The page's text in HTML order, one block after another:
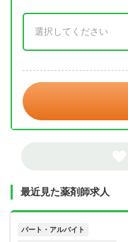
最近見た薬剤師求人
パート・アルバイト